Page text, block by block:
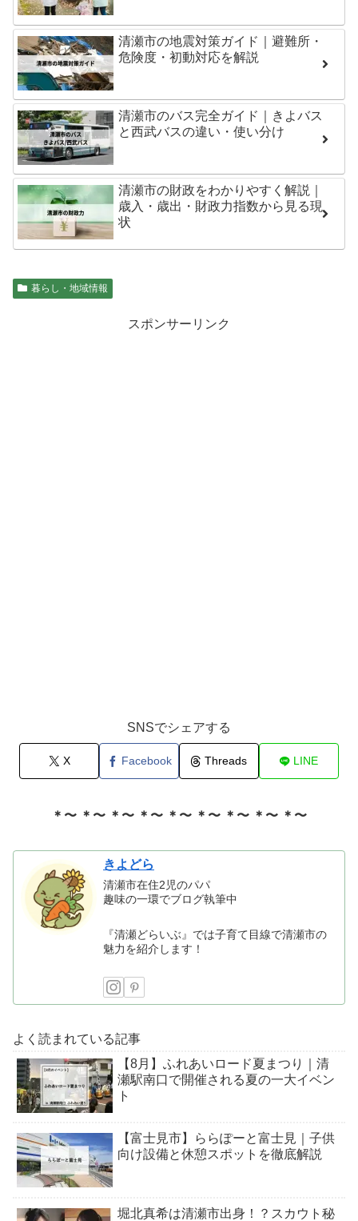
清瀬市の地震対策ガイド｜避難所・
危険度・初動対応を解説
清瀬市のバス完全ガイド｜きよバス
と西武バスの違い・使い分け
清瀬市の財政をわかりやすく解説｜
歳入・歳出・財政力指数から見る現
状
暮らし・地域情報
スポンサーリンク
SNSでシェアする
X Facebook Threads LINE
＊〜 ＊〜 ＊〜 ＊〜 ＊〜 ＊〜 ＊〜 ＊〜 ＊〜
きよどら
清瀬市在住2児のパパ
趣味の一環でブログ執筆中
『清瀬どらいぶ』では子育て目線で清瀬市の
魅力を紹介します！
よく読まれている記事
【8月】ふれあいロード夏まつり｜清
瀬駅南口で開催される夏の一大イベン
ト
【富士見市】ららぽーと富士見｜子供
向け設備と休憩スポットを徹底解説
堀北真希は清瀬市出身！？スカウト秘